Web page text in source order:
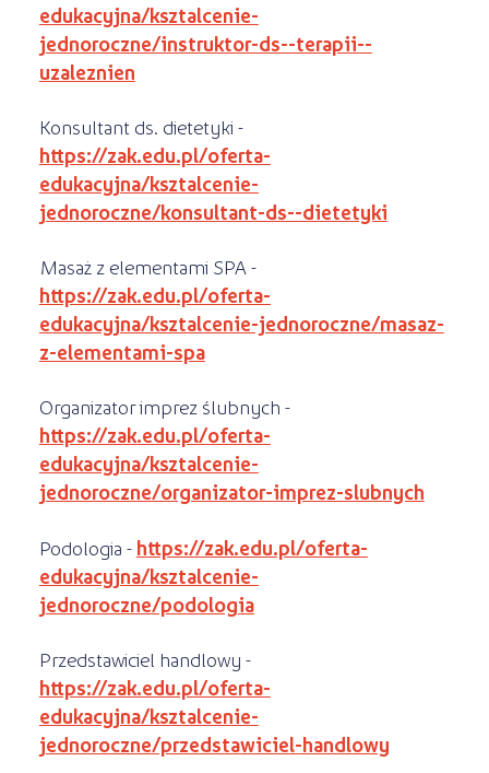
edukacyjna/ksztalcenie-
jednoroczne/instruktor-ds--terapii--
uzaleznien
Konsultant ds. dietetyki -
https://zak.edu.pl/oferta-
edukacyjna/ksztalcenie-
jednoroczne/konsultant-ds--dietetyki
Masaż z elementami SPA -
https://zak.edu.pl/oferta-
edukacyjna/ksztalcenie-jednoroczne/masaz-
z-elementami-spa
Organizator imprez ślubnych -
https://zak.edu.pl/oferta-
edukacyjna/ksztalcenie-
jednoroczne/organizator-imprez-slubnych
Podologia - https://zak.edu.pl/oferta-
edukacyjna/ksztalcenie-
jednoroczne/podologia
Przedstawiciel handlowy -
https://zak.edu.pl/oferta-
edukacyjna/ksztalcenie-
jednoroczne/przedstawiciel-handlowy